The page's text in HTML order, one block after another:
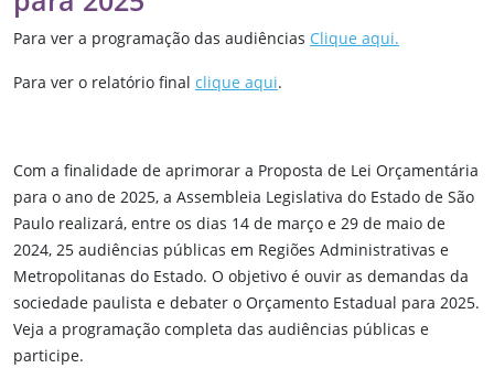
Para ver a programação das audiências Clique aqui.
Para ver o relatório final clique aqui.
Com a finalidade de aprimorar a Proposta de Lei Orçamentária
para o ano de 2025, a Assembleia Legislativa do Estado de São
Paulo realizará, entre os dias 14 de março e 29 de maio de
2024, 25 audiências públicas em Regiões Administrativas e
Metropolitanas do Estado. O objetivo é ouvir as demandas da
sociedade paulista e debater o Orçamento Estadual para 2025.
Veja a programação completa das audiências públicas e
participe.